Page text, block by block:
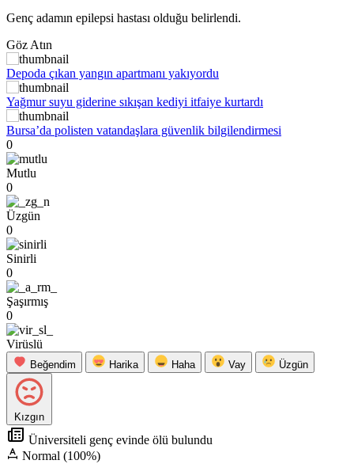
Genç adamın epilepsi hastası olduğu belirlendi.
Göz Atın
Depoda çıkan yangın apartmanı yakıyordu
Yağmur suyu giderine sıkışan kediyi itfaiye kurtardı
Bursa’da polisten vatandaşlara güvenlik bilgilendirmesi
0
Mutlu
0
Üzgün
0
Sinirli
0
Şaşırmış
0
Virüslü
Beğendim Harika Haha Vay Üzgün
Kızgın
Üniversiteli genç evinde ölü bulundu
Normal (100%)